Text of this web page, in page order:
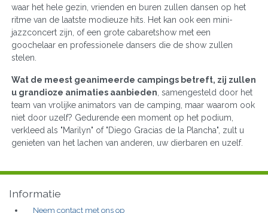
waar het hele gezin, vrienden en buren zullen dansen op het
ritme van de laatste modieuze hits. Het kan ook een mini-
jazzconcert zijn, of een grote cabaretshow met een
goochelaar en professionele dansers die de show zullen
stelen.
Wat de meest geanimeerde campings betreft, zij zullen
u grandioze animaties aanbieden , samengesteld door het
team van vrolijke animators van de camping, maar waarom ook
niet door uzelf? Gedurende een moment op het podium,
verkleed als "Marilyn" of "Diego Gracias de la Plancha", zult u
genieten van het lachen van anderen, uw dierbaren en uzelf.
Informatie
Neem contact met ons op